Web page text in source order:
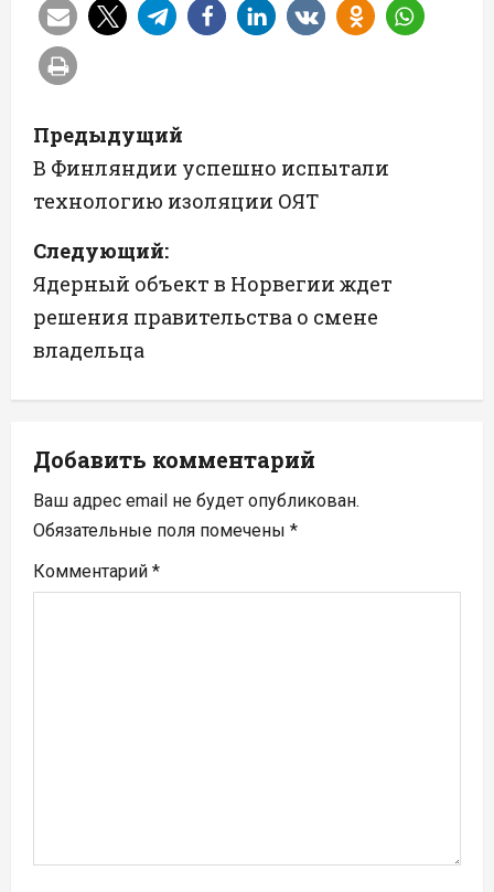
Н
а
в
и
г
а
ц
и
я
п
о
я
Предыдущий
В Финляндии успешно испытали
технологию изоляции ОЯТ
Следующий:
Ядерный объект в Норвегии ждет
решения правительства о смене
владельца
Добавить комментарий
Ваш адрес email не будет опубликован.
Обязательные поля помечены *
Комментарий *